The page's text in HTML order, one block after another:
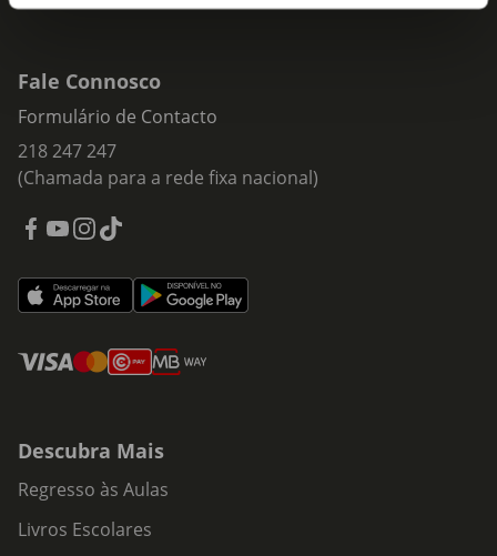
Fale Connosco
Formulário de Contacto
218 247 247
(Chamada para a rede fixa nacional)
Descubra Mais
Regresso às Aulas
Livros Escolares